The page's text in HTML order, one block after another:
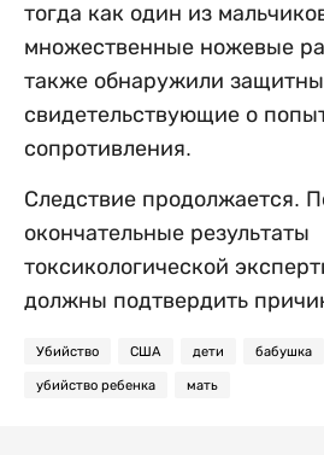
тогда как один из
множественные ножевые
также обнаружили
свидетельствующие о
сопротивления.
Следствие продолжается.
окончательные результаты
токсикологической
должны подтвердить
Убийство США дети бабушка
убийство ребенка мать